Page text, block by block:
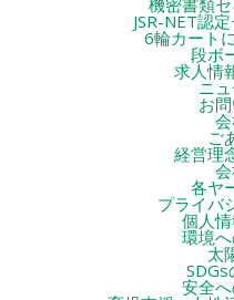
機密書類
JSR-NET認
6輪カート
段ボ
求人情
ニ
お
ご
経営理
各ヤ
プライバ
個人
環境
太
SDGs
安全